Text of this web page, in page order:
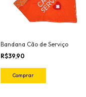
Bandana Cão de Serviço
R$39,90
Comprar